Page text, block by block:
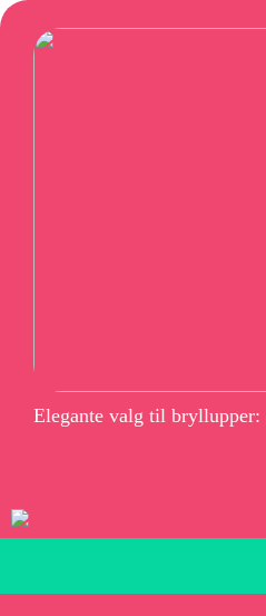
Elegante valg til